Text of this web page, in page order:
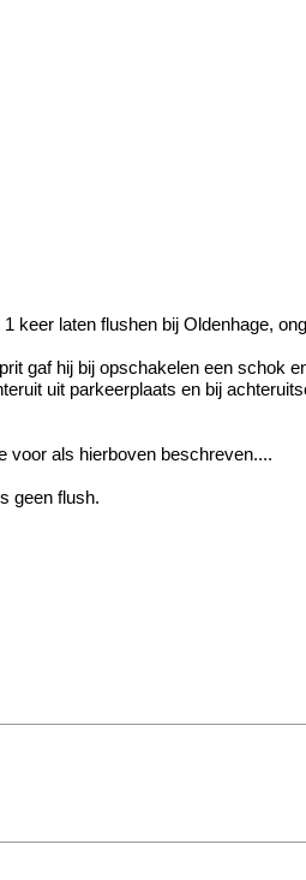
keer laten flushen bij Oldenhage,
gaf hij bij opschakelen een
uit parkeerplaats en bij
voor als hierboven beschreven....
geen flush.